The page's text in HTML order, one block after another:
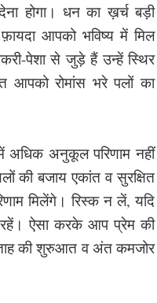
होगा। धन का ख़र्च बड़ी
आपको भविष्य में मिल
पेशा से जुड़े हैं उन्हें स्थिर
आपको रोमांस भरे पलों का
अधिक अनुकूल परिणाम नहीं
की बजाय एकांत व सुरक्षित
मिलेंगे। रिस्क न लें, यदि
रहें। ऐसा करके आप प्रेम की
की शुरुआत व अंत कमजोर